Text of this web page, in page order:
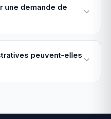
une demande de
peuvent-elles